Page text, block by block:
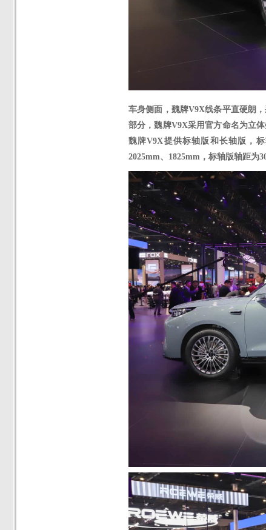
车身侧面， 魏牌V9X线条平直硬朗
部分，魏牌V9X采用官方命名为立体
魏牌V9X提供标轴版和长轴版，
2025mm、1825mm，标轴版轴距为